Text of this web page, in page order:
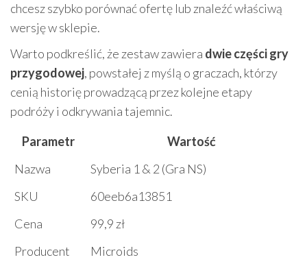
chcesz szybko porównać ofertę lub znaleźć właściwą
wersję w sklepie.
Warto podkreślić, że zestaw zawiera dwie części gry
przygodowej, powstałej z myślą o graczach, którzy
cenią historię prowadzącą przez kolejne etapy
podróży i odkrywania tajemnic.
Parametr
Wartość
Nazwa
Syberia 1 & 2 (Gra NS)
SKU
60eeb6a13851
Cena
99,9 zł
Producent
Microids